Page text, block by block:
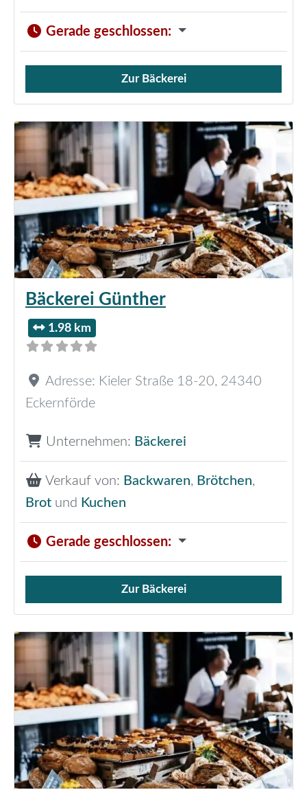
Gerade geschlossen:
Verkauf von Brötchen,
Zur Bäckerei
Bäckerei Günther
1.98 km
Adresse: Kieler Straße 18-20, 24340
Eckernförde
Unternehmen: Bäckerei
Verkauf von: Backwaren, Brötchen,
Brot und Kuchen
Gerade geschlossen:
Verkauf von Brötchen,
Zur Bäckerei